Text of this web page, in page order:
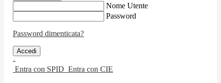
Nome Utente
Password
Password dimenticata?
-
Entra con SPID Entra con CIE